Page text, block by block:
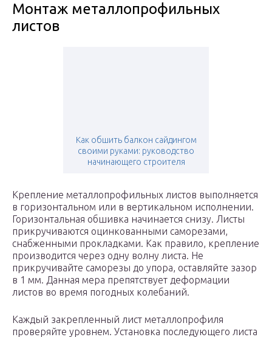
Монтаж металлопрофильных
листов
Как обшить балкон сайдингом
своими руками: руководство
начинающего строителя
Крепление металлопрофильных листов выполняется
в горизонтальном или в вертикальном исполнении.
Горизонтальная обшивка начинается снизу. Листы
прикручиваются оцинкованными саморезами,
снабженными прокладками. Как правило, крепление
производится через одну волну листа. Не
прикручивайте саморезы до упора, оставляйте зазор
в 1 мм. Данная мера препятствует деформации
листов во время погодных колебаний.
Каждый закрепленный лист металлопрофиля
проверяйте уровнем. Установка последующего листа